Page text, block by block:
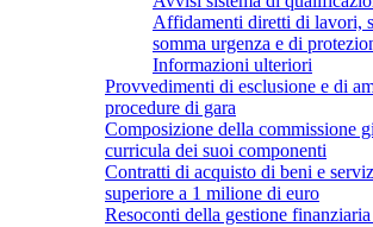
Affidamenti diretti di lavori,
somma urgenza e di
Informazioni ulteriori
Provvedimenti di esclusione e di
procedure di gara
Composizione della commissione
curricula dei suoi componenti
Contratti di acquisto di beni e
superiore a 1 milione di euro
Resoconti della gestione